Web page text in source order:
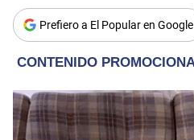
Prefiero a El Popular en Google